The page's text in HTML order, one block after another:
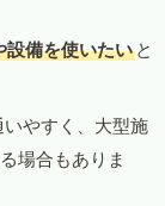
設備を使いたい と
やすく、大型施
場合もありま